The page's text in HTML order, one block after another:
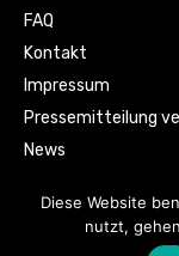
FAQ
Kontakt
Impressum
Pressemitteilung
News
Diese Website
nutzt,